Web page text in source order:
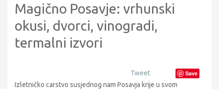
Magično Posavje: vrhunski
okusi, dvorci, vinogradi,
termalni izvori
Tweet Save
Izletničko carstvo susjednog nam Posavja krije u svom